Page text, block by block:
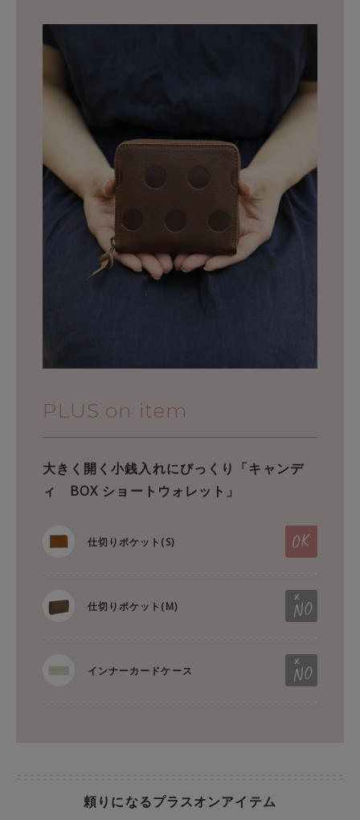
PLUS on item
大きく開く小銭入れにびっくり「キャンデ
ィ BOX ショートウォレット」
仕切りポケット(S)
仕切りポケット(M)
インナーカードケース
頼りになるプラスオンアイテム